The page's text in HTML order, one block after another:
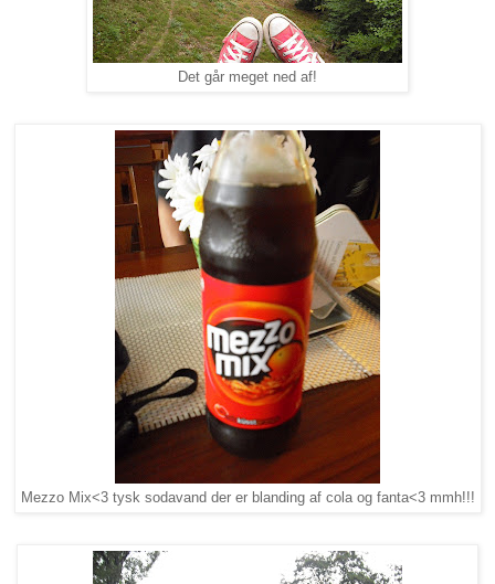
Det går meget ned af!
Mezzo Mix<3 tysk sodavand der er blanding af cola og fanta<3 mmh!!!